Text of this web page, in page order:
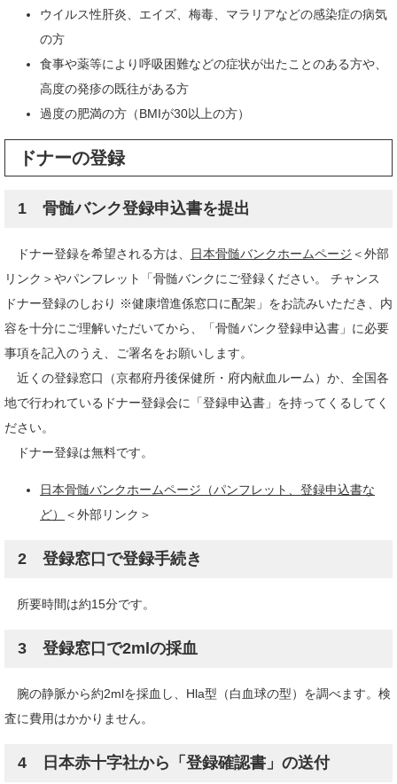
ウイルス性肝炎、エイズ、梅毒、マラリアなどの感染症の病気
の方
食事や薬等により呼吸困難などの症状が出たことのある方や、
高度の発疹の既往がある方
過度の肥満の方（BMIが30以上の方）
ドナーの登録
1 骨髄バンク登録申込書を提出
ドナー登録を希望される方は、 日本骨髄バンクホームページ ＜外部
リンク＞やパンフレット「骨髄バンクにご登録ください。 チャンス
ドナー登録のしおり ※健康増進係窓口に配架」をお読みいただき、内
容を十分にご理解いただいてから、「骨髄バンク登録申込書」に必要
事項を記入のうえ、ご署名をお願いします。
近くの登録窓口（京都府丹後保健所・府内献血ルーム）か、全国各
地で行われているドナー登録会に「登録申込書」を持ってくるしてく
ださい。
ドナー登録は無料です。
日本骨髄バンクホームページ（パンフレット、登録申込書な
ど）
＜外部リンク＞
2 登録窓口で登録手続き
所要時間は約15分です。
3 登録窓口で2mlの採血
腕の静脈から約2mlを採血し、Hla型（白血球の型）を調べます。検
査に費用はかかりません。
4 日本赤十字社から「登録確認書」の送付